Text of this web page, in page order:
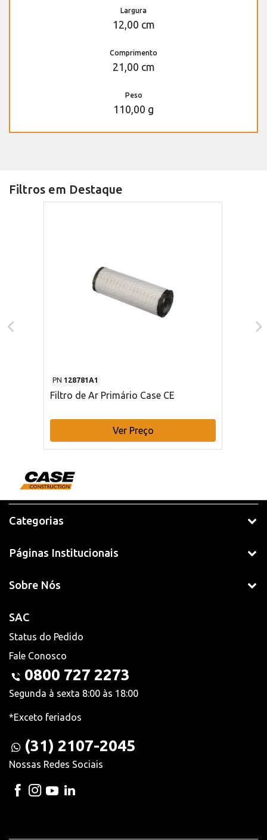
Largura
12,00 cm
Comprimento
21,00 cm
Peso
110,00 g
Filtros em Destaque
PN 128781A1
Filtro de Ar Primário Case CE
Ver Preço
Categorias
Páginas Institucionais
Sobre Nós
SAC
Status do Pedido
Fale Conosco
0800 727 2273
Segunda à sexta 8:00 às 18:00
*Exceto feriados
(31) 2107-2045
Nossas Redes Sociais